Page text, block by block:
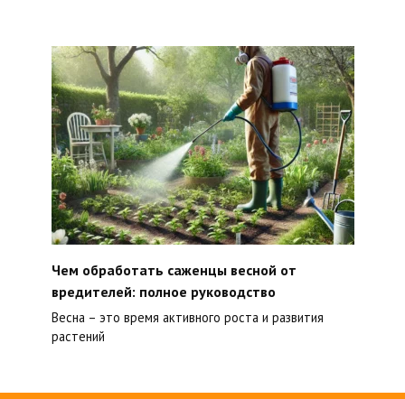
Чем обработать саженцы весной от
вредителей: полное руководство
Весна – это время активного роста и развития
растений